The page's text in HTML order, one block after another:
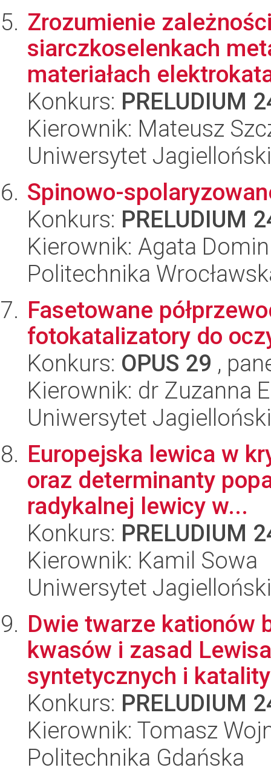
Zrozumienie
siarczkoselenkach
materiałach
Konkurs: PRELUDIUM
Kierownik: Mateusz
Uniwersytet Jagielloński
Spinowo-
Konkurs: PRELUDIUM
Kierownik: Agata
Politechnika
Fasetowane
fotokatalizatory do
Konkurs: OPUS 29 ,
Kierownik: dr Zuzanna
Uniwersytet Jagielloński
Europejska lewica w
oraz determinanty
radykalnej lewicy w...
Konkurs: PRELUDIUM
Kierownik: Kamil Sowa
Uniwersytet Jagielloński
Dwie twarze kationów
kwasów i zasad
syntetycznych i
Konkurs: PRELUDIUM
Kierownik: Tomasz
Politechnika Gdańska